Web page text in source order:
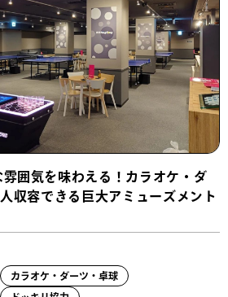
囲気を味わえる！カラオケ・ダ
収容できる巨大アミューズメント
カラオケ・ダーツ・卓球